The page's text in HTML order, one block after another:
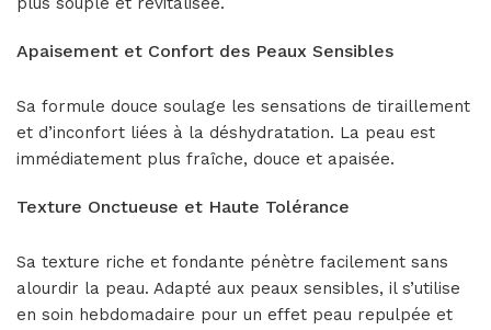
Apaisement et Confort des Peaux Sensibles
Sa formule douce soulage les sensations de tiraillement
et d’inconfort liées à la déshydratation. La peau est
immédiatement plus fraîche, douce et apaisée.
Texture Onctueuse et Haute Tolérance
Sa texture riche et fondante pénètre facilement sans
alourdir la peau. Adapté aux peaux sensibles, il s’utilise
en soin hebdomadaire pour un effet peau repulpée et